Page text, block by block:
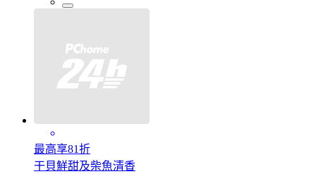
最高享81折
干貝鮮甜及柴魚清香